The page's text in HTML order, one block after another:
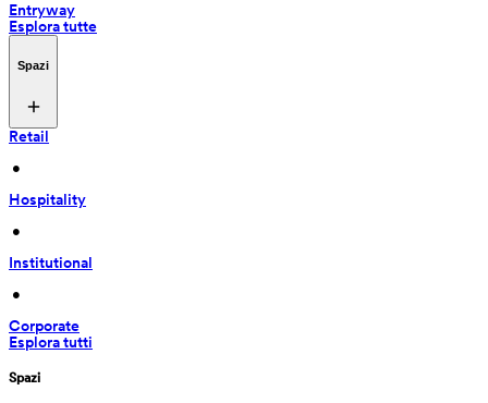
Entryway
Esplora tutte
Spazi
Retail
•
Hospitality
•
Institutional
•
Corporate
Esplora tutti
Spazi